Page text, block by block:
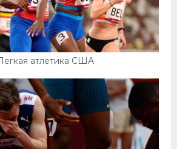
атлетика США